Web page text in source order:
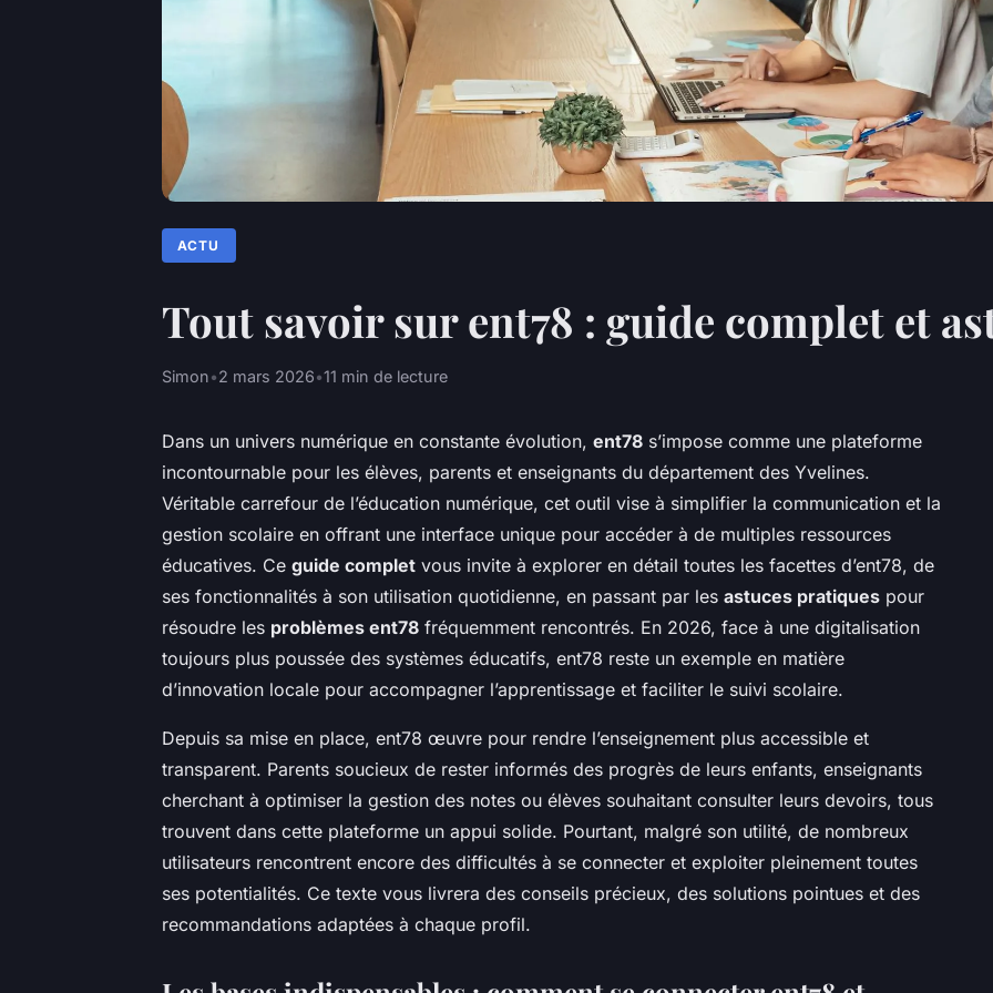
ACTU
Tout savoir sur ent78 : guide complet et
Simon•2 mars 2026•11 min de lecture
Dans un univers numérique en constante évolution, ent78 s’impose comme une plateforme
incontournable pour les élèves, parents et enseignants du département des Yvelines.
Véritable carrefour de l’éducation numérique, cet outil vise à simplifier la communication et la
gestion scolaire en offrant une interface unique pour accéder à de multiples ressources
éducatives. Ce guide complet vous invite à explorer en détail toutes les facettes d’ent78, de
ses fonctionnalités à son utilisation quotidienne, en passant par les astuces pratiques pour
résoudre les problèmes ent78 fréquemment rencontrés. En 2026, face à une digitalisation
toujours plus poussée des systèmes éducatifs, ent78 reste un exemple en matière
d’innovation locale pour accompagner l’apprentissage et faciliter le suivi scolaire.
Depuis sa mise en place, ent78 œuvre pour rendre l’enseignement plus accessible et
transparent. Parents soucieux de rester informés des progrès de leurs enfants, enseignants
cherchant à optimiser la gestion des notes ou élèves souhaitant consulter leurs devoirs, tous
trouvent dans cette plateforme un appui solide. Pourtant, malgré son utilité, de nombreux
utilisateurs rencontrent encore des difficultés à se connecter et exploiter pleinement toutes
ses potentialités. Ce texte vous livrera des conseils précieux, des solutions pointues et des
recommandations adaptées à chaque profil.